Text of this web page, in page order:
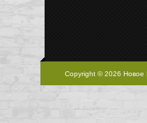
Copyright © 2026 Новое